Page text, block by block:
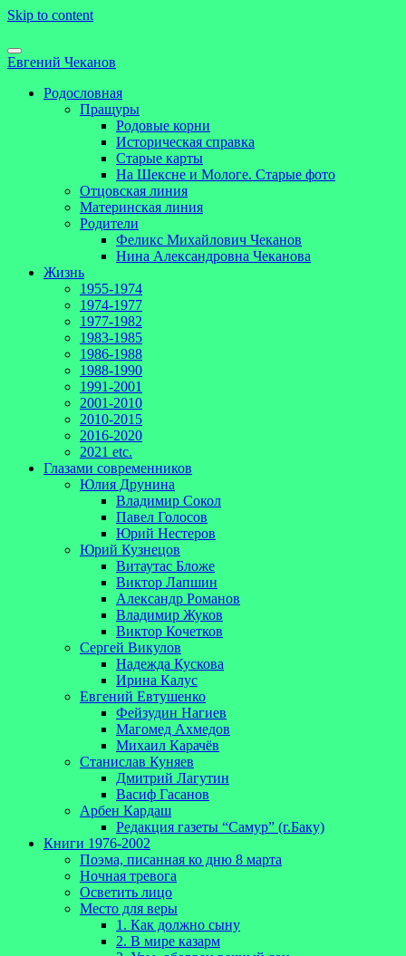
Skip to content
Евгений Чеканов
Родословная
Пращуры
Родовые корни
Историческая справка
Старые карты
На Шексне и Мологе. Старые фото
Отцовская линия
Материнская линия
Родители
Феликс Михайлович Чеканов
Нина Александровна Чеканова
Жизнь
1955-1974
1974-1977
1977-1982
1983-1985
1986-1988
1988-1990
1991-2001
2001-2010
2010-2015
2016-2020
2021 etc.
Глазами современников
Юлия Друнина
Владимир Сокол
Павел Голосов
Юрий Нестеров
Юрий Кузнецов
Витаутас Бложе
Виктор Лапшин
Александр Романов
Владимир Жуков
Виктор Кочетков
Сергей Викулов
Надежда Кускова
Ирина Калус
Евгений Евтушенко
Фейзудин Нагиев
Магомед Ахмедов
Михаил Карачёв
Станислав Куняев
Дмитрий Лагутин
Васиф Гасанов
Арбен Кардаш
Редакция газеты “Самур” (г.Баку)
Книги 1976-2002
Поэма, писанная ко дню 8 марта
Ночная тревога
Осветить лицо
Место для веры
1. Как должно сыну
2. В мире казарм